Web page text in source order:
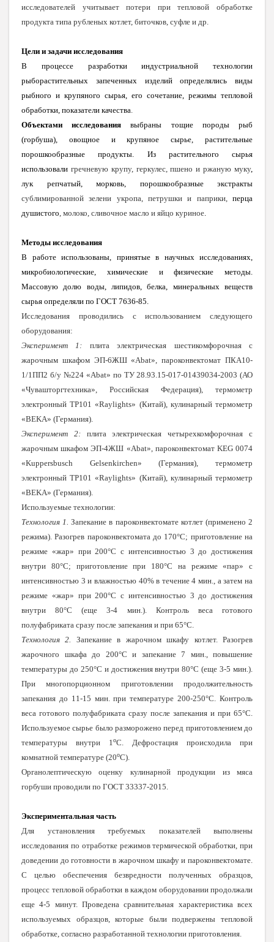
исследователей учитывает потери при тепловой обработке
продукта типа рубленых котлет, биточков, суфле и др.
Цели и задачи исследования
В процессе разработки индустриальной технологии
рыборастительных запеченных изделий определялись виды
рыбного и крупяного сырья, его сочетание, режимы тепловой
обработки, показатели качества.
Объектами исследования выбраны тощие породы рыб
(горбуша), овощное и крупяное сырье, растительные
порошкообразные продукты. Из растительного сырья
использовали гречневую крупу, геркулес, пшено и ржаную муку,
лук репчатый, морковь, порошкообразные экстракты
сублимированной зелени укропа, петрушки и паприки,перца
душистого, молоко, сливочное масло и яйцо куриное.
Методы исследования
В работе использованы, принятые в научных исследованиях,
микробиологические, химические и физические методы.
Массовую долю воды, липидов, белка, минеральных веществ
сырья определяли по ГОСТ 7636-85.
Исследования проводились с использованием следующего
оборудования:
Эксперимент 1: плита электрическая шестикомфорочная с
жарочным шкафом ЭП-6ЖШ «Abat», пароконвектомат ПКА10-
1/1ПП2 б/у №224 «Abat» по ТУ 28.93.15-017-01439034-2003 (АО
«Чувашторгтехника», Российская Федерация), термометр
электронный ТР101 «Raylights» (Китай), кулинарный термометр
«BEKA» (Германия).
Эксперимент 2:плита электрическая четырехкомфорочная с
жарочным шкафом ЭП-4ЖШ «Abat», пароконвектомат KEG 0074
«Kuppersbusch Gelsenkirchen» (Германия), термометр
электронный ТР101 «Raylights» (Китай), кулинарный термометр
«BEKA» (Германия).
Используемые технологии:
Технология 1. Запекание в пароконвектомате котлет (применено 2
режима). Разогрев пароконвектомата до 170°С; приготовление на
режиме «жар» при 200°С с интенсивностью 3 до достижения
внутри 80°С; приготовление при 180°С на режиме «пар» с
интенсивностью 3 и влажностью 40% в течение 4 мин., а затем на
режиме «жар» при 200°С с интенсивностью 3 до достижения
внутри 80°С (еще 3-4 мин.). Контроль веса готового
полуфабриката сразу после запекания и при 65°С.
Технология 2. Запекание в жарочном шкафу котлет. Разогрев
жарочного шкафа до 200°С и запекание 7 мин., повышение
температуры до 250°С и достижения внутри 80°С (еще 3-5 мин.).
При многопорционном приготовлении продолжительность
запекания до 11-15 мин. при температуре 200-250°С. Контроль
веса готового полуфабриката сразу после запекания и при 65°С.
Используемое сырье было разморожено перед приготовлением до
температуры внутри 1оС. Дефростация происходила при
комнатной температуре (20оС).
Органолептическую оценку кулинарной продукции из мяса
горбуши проводили по ГОСТ 33337-2015.
Экспериментальная часть
Для установления требуемых показателей выполнены
исследования по отработке режимов термической обработки, при
доведении до готовности в жарочном шкафу и пароконвектомате.
С целью обеспечения безвредности полученных образцов,
процесс тепловой обработки в каждом оборудовании продолжали
еще 4-5 минут. Проведена сравнительная характеристика всех
используемых образцов, которые были подвержены тепловой
обработке, согласно разработанной технологии приготовления.